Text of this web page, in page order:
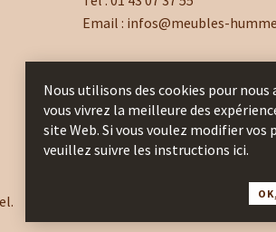
Email : infos@meubles-
Nous utilisons des cookies pour nous
vous vivrez la meilleure des
site Web. Si vous voulez modifier vos
veuillez suivre les instructions ici.